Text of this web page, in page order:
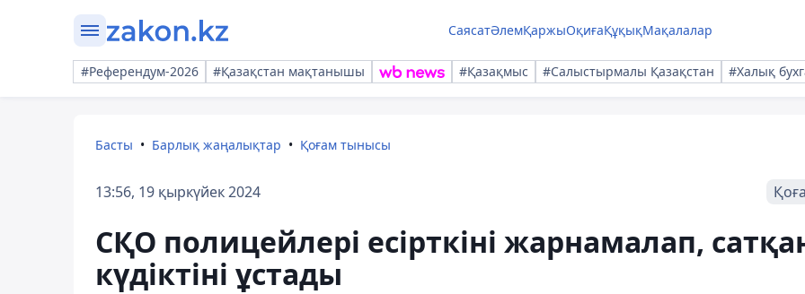
СаясатӘлемҚаржыОқиғаҚұқықМақалалар
#Референдум-2026 #Қазақстан мақтанышы #Қазақмыс #Салыстырмалы Қазақстан #Халық
Басты Барлық жаңалықтар Қоғам тынысы
13:56, 19 қыркүйек 2024
СҚО полицейлері есірткіні жарнамалап,
күдіктіні ұстады